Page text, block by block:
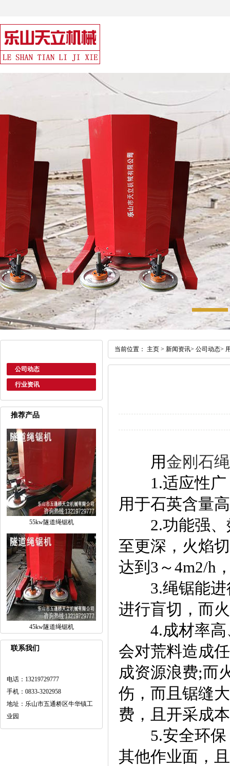
公司动态
行业资讯
推荐产品
55kw隧道绳锯机
45kw隧道绳锯机
联系我们
电话：13219729777
手机：0833-3202958
地址：乐山市五通桥区牛华镇工
业园
当前位置： 主页 > 新闻资讯> 公司动态>
用金刚石
1.适应性广
用于石英含量
2.功能强、
至更深，火焰
达到3～4m2/h
3.绳锯能进
进行盲切，而
4.成材率高
会对荒料造成
成资源浪费;而
伤，而且锯缝
费，且开采成
5.安全环保
其他作业面，